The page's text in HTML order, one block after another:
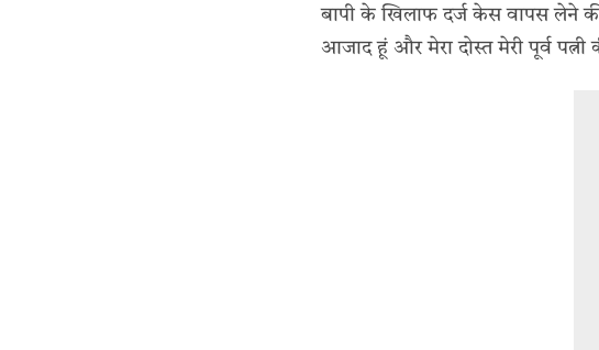
बापी के खिलाफ दर्ज केस वापस लेने
आजाद हूं और मेरा दोस्त मेरी पूर्व पत्नी